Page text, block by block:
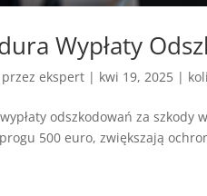
Wypłaty
przezekspert | kwi 19, 2025 |
odszkodowań za
500 euro, zwiększają